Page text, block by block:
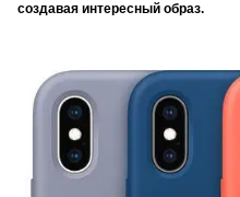
создавая интересный образ.